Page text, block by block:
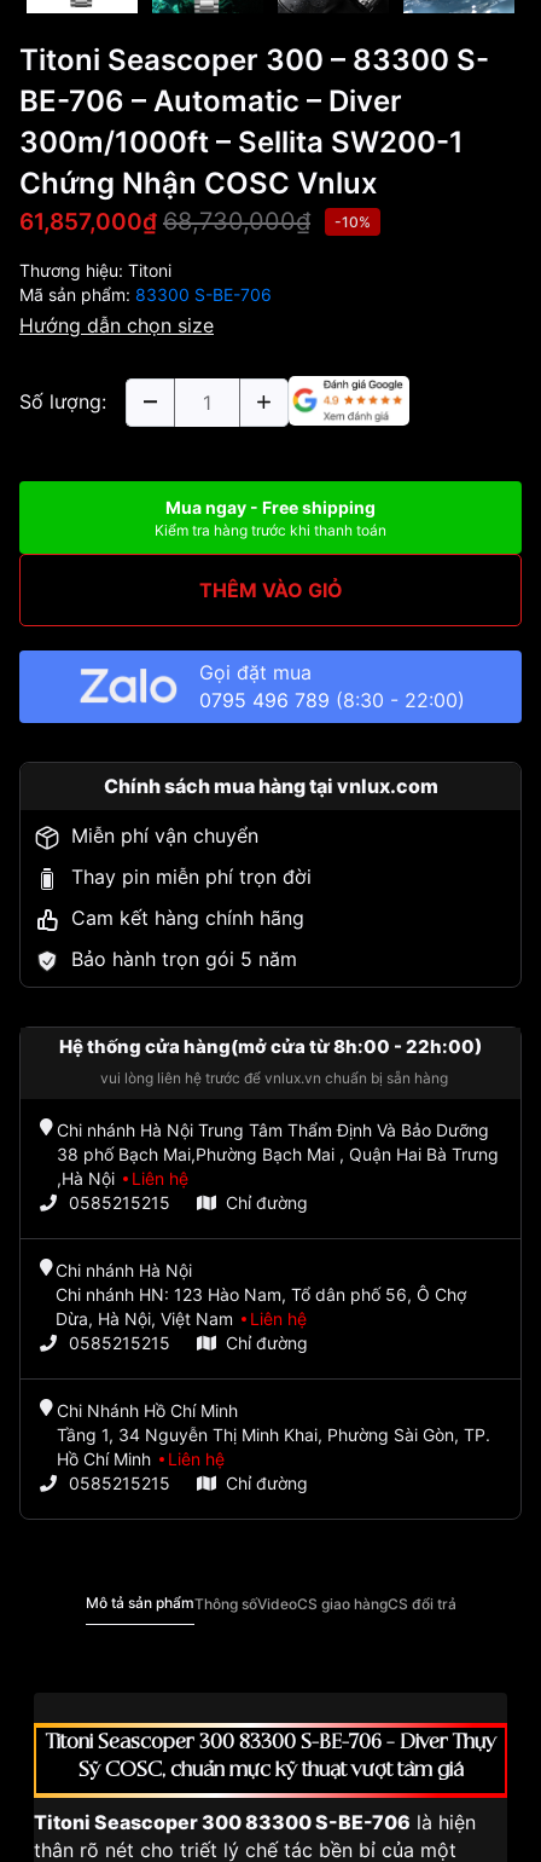
Titoni Seascoper 300 – 83300 S-
BE-706 – Automatic – Diver
300m/1000ft – Sellita SW200-1
Chứng Nhận COSC Vnlux
61,857,000₫ 68,730,000₫ -10%
Thương hiệu: Titoni
Mã sản phẩm: 83300 S-BE-706
Hướng dẫn chọn size
Số lượng:
Mua ngay - Free shipping
Kiểm tra hàng trước khi thanh toán
THÊM VÀO GIỎ
Gọi đặt mua
0795 496 789 (8:30 - 22:00)
Chính sách mua hàng tại vnlux.com
Miễn phí vận chuyển
Thay pin miễn phí trọn đời
Cam kết hàng chính hãng
Bảo hành trọn gói 5 năm
Hệ thống cửa hàng(mở cửa từ 8h:00 - 22h:00)
vui lòng liên hệ trước để vnlux.vn chuẩn bị sẵn hàng
Chi nhánh Hà Nội Trung Tâm Thẩm Định Và Bảo Dưỡng
38 phố Bạch Mai,Phường Bạch Mai , Quận Hai Bà Trưng
,Hà Nội
Liên hệ
0585215215
Chỉ đường
Chi nhánh Hà Nội
Chi nhánh HN: 123 Hào Nam, Tổ dân phố 56, Ô Chợ
Dừa, Hà Nội, Việt Nam
Liên hệ
0585215215
Chỉ đường
Chi Nhánh Hồ Chí Minh
Tầng 1, 34 Nguyễn Thị Minh Khai, Phường Sài Gòn, TP.
Hồ Chí Minh
Liên hệ
0585215215
Chỉ đường
Mô tả sản phẩmThông sốVideoCS giao hàngCS đổi trả
Titoni Seascoper 300 83300 S-BE-706 – Diver Thụy
Sỹ COSC, chuẩn mực kỹ thuật vượt tầm giá
Titoni Seascoper 300 83300 S-BE-706 là hiện
thân rõ nét cho triết lý chế tác bền bỉ của một